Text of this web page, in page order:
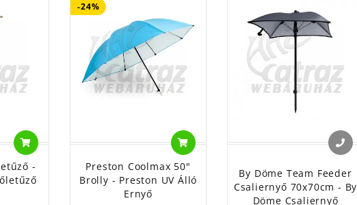
-
-24%
Preston Coolmax 50"
Brolly - Preston UV Álló
Ernyő
By Döme Team Feeder
Csaliernyő 70x70cm - By
Döme Csaliernyő